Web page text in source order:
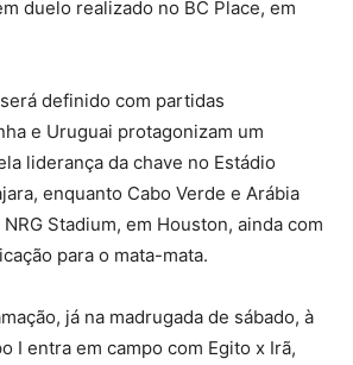
duelo realizado no BC Place, em
definido com partidas
e Uruguai protagonizam um
liderança da chave no Estádio
enquanto Cabo Verde e Arábia
Stadium, em Houston, ainda com
para o mata-mata.
já na madrugada de sábado, à
I entra em campo com Egito x Irã,